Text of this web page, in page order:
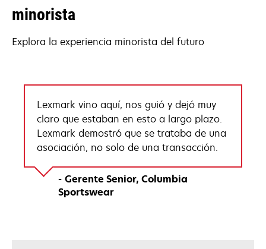
minorista
Explora la experiencia minorista del futuro
Lexmark vino aquí, nos guió y dejó muy
claro que estaban en esto a largo plazo.
Lexmark demostró que se trataba de una
asociación, no solo de una transacción.
Gerente Senior Columbia
Sportswear